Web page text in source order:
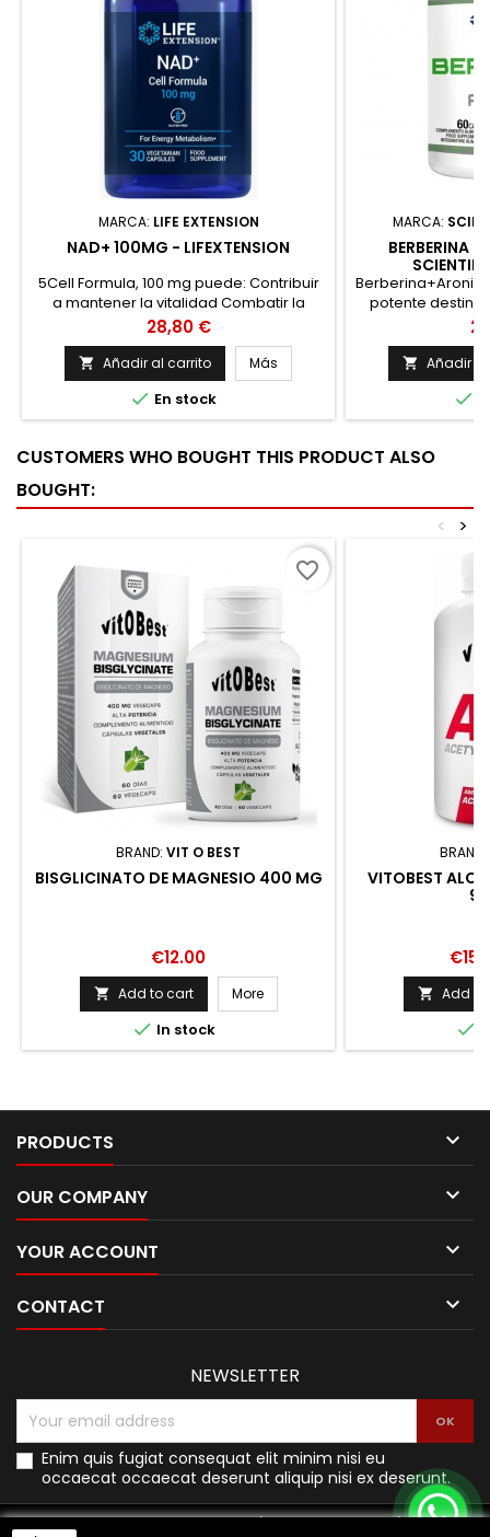
MARCA: LIFE EXTENSION
NAD+ 100MG - LIFEXTENSION
5Cell Formula, 100 mg puede: Contribuir
a mantener la vitalidad Combatir la
fatiga Apoyar el metabolismo celular
juvenil y la producción de energía
Promover la longevidad NAD+ es una
coenzima celular que se encuentra en
cada célula de nuestro cuerpo y es
necesaria para crear trifosfato de
como combustible. NAD+ Cell...
Precio
28,80 €
 Añadir al carrito Más
 En stock
MARCA:
BERBERINA
Berberina+Aronia
potente
salud de
lipídico. -Mejora
Ayuda con
 Añadir

CUSTOMERS WHO BOUGHT THIS PRODUCT ALSO
BOUGHT:
>
<
BRAND: VIT O BEST
BISGLICINATO DE MAGNESIO 400 MG
Price
€12.00
 Add to cart More
 In stock
favorite_border
BRAND:
VITOBEST ALC
Price
 Add

PRODUCTS 
OUR COMPANY 
YOUR ACCOUNT 
CONTACT 
NEWSLETTER
Enim quis fugiat consequat elit minim nisi eu
occaecat occaecat deserunt aliquip nisi ex deserunt.